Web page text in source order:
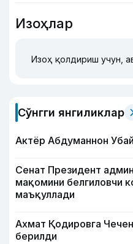
Изоҳлар
Изоҳ қолдириш учун,
Сўнгги янгиликлар
Актёр Абду­маннон
Сенат Президент
мақомини белгиловчи
маъқуллади
Ахмат Қодировга
берилди